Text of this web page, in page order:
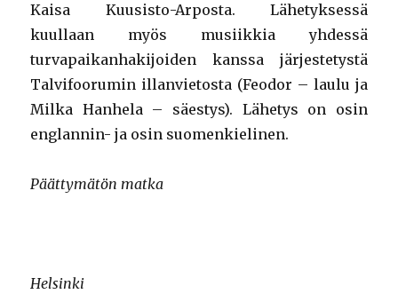
Kaisa Kuusisto-Arposta. Lähetyksessä
kuullaan myös musiikkia yhdessä
turvapaikanhakijoiden kanssa järjestetystä
Talvifoorumin illanvietosta (Feodor – laulu ja
Milka Hanhela – säestys). Lähetys on osin
englannin- ja osin suomenkielinen.
Päättymätön matka
Helsinki